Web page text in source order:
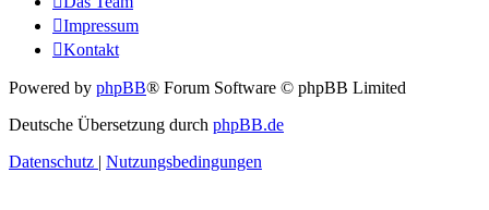
Impressum
Kontakt
Powered by phpBB® Forum Software © phpBB Limited
Deutsche Übersetzung durch phpBB.de
Datenschutz | Nutzungsbedingungen